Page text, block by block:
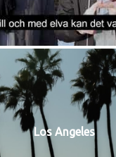
Los Angeles